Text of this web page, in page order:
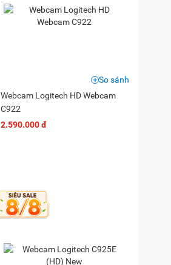
Webcam Logitech HD Webcam
C922
2.590.000 đ
So sánh